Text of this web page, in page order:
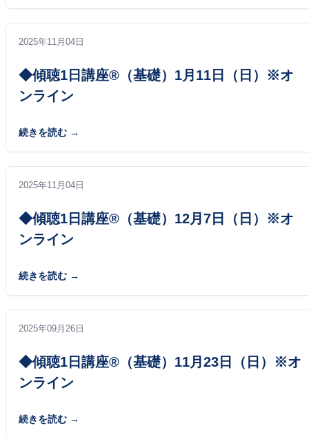
2025年11月04日
◆傾聴1日講座®（基礎）1月11日（日）※オ
ンライン
続きを読む
2025年11月04日
◆傾聴1日講座®（基礎）12月7日（日）※オ
ンライン
続きを読む
2025年09月26日
◆傾聴1日講座®（基礎）11月23日（日）※オ
ンライン
続きを読む